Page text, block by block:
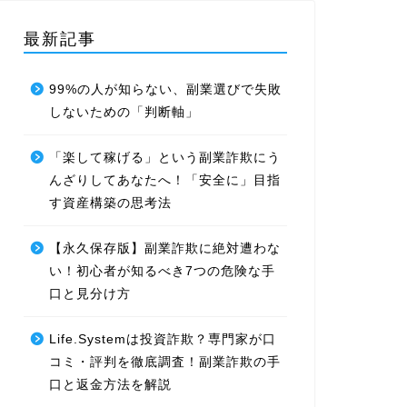
最新記事
99%の人が知らない、副業選びで失敗
しないための「判断軸」
「楽して稼げる」という副業詐欺にう
んざりしてあなたへ！「安全に」目指
す資産構築の思考法
【永久保存版】副業詐欺に絶対遭わな
い！初心者が知るべき7つの危険な手
口と見分け方
Life.Systemは投資詐欺？専門家が口
コミ・評判を徹底調査！副業詐欺の手
口と返金方法を解説